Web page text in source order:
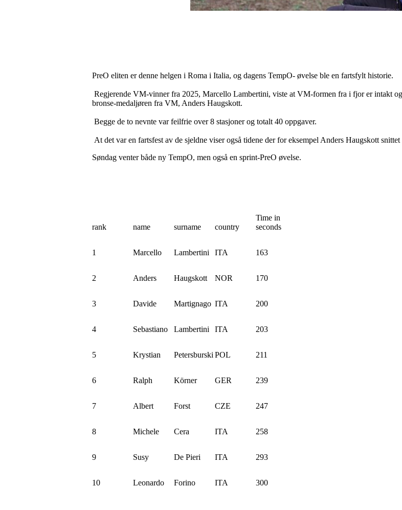
PreO eliten er denne helgen i Roma i Italia, og dagens TempO- øvelse ble en fartsfylt historie.
Regjerende VM-vinner fra 2025, Marcello Lambertini, viste at VM-formen fra i fjor er intakt
bronse-medaljøren fra VM, Anders Haugskott.
Begge de to nevnte var feilfrie over 8 stasjoner og totalt 40 oppgaver.
At det var en fartsfest av de sjeldne viser også tidene der for eksempel Anders Haugskott
Søndag venter både ny TempO, men også en sprint-PreO øvelse.
rank name surname country
Time in
seconds
1 Marcello Lambertini ITA 163
2 Anders Haugskott NOR 170
3 Davide Martignago ITA 200
4 Sebastiano Lambertini ITA 203
5 Krystian Petersburski POL 211
6 Ralph Körner GER 239
7 Albert Forst CZE 247
8 Michele Cera ITA 258
9 Susy De Pieri ITA 293
10 Leonardo Forino ITA 300